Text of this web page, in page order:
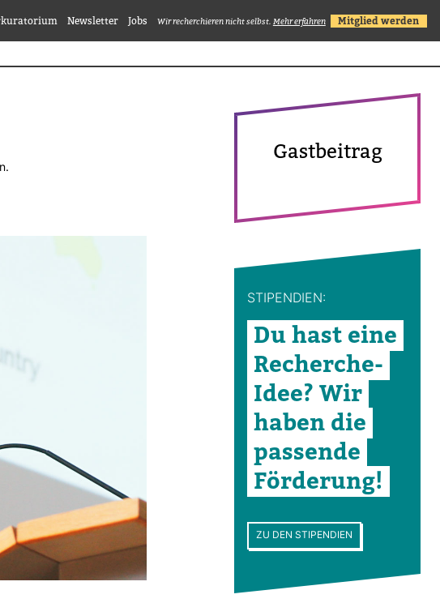
Newsletter Jobs Wir recherchieren nicht selbst. Mehr erfahren Mitglied werden
Gast­bei­trag
STI­PEN­DIEN:
Du hast eine
Recherche-​
Idee? Wir
haben die
pas­sende
För­de­rung!
ZU DEN STIPENDIEN